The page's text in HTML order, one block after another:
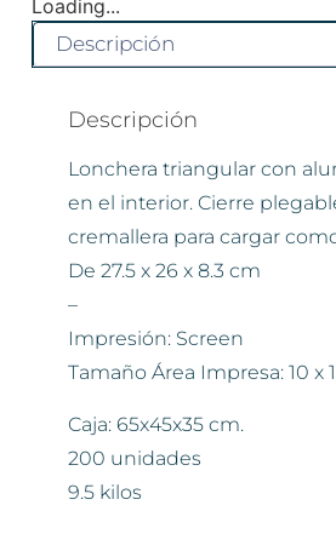
Loading...
Descripción
Descripción
Lonchera triangular con
en el interior. Cierre
cremallera para cargar
De 27.5 x 26 x 8.3 cm
–
Impresión: Screen
Tamaño Área Impresa: 10 x
Caja: 65x45x35 cm.
200 unidades
9.5 kilos